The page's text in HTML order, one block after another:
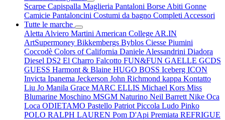
Scarpe Capispalla Maglieria Pantaloni Borse Abiti Gonne
Camicie Pantaloncini Costumi da bagno Completi Accessori
Tutte le marche
Aletta Alviero Martini American College AR.IN
ArtSupermoney Bikkembergs Byblos Ciesse Piumini
Coccodè Colors of California Daniele Alessandrini Diadora
Diesel DS2 El Charro Falcotto FUN&FUN GAELLE GCDS
GUESS Harmont & Blaine HUGO BOSS Iceberg ICON
Invicta Ipanema Jeckerson John Richmond kappa Kontatto
Liu Jo Manila Grace MARC ELLIS Michael Kors Miss
Blumarine Moschino MSGM Naturino Neil Barrett Nike Oca
Loca ODIETAMO Pastello Patriot Piccola Ludo Pinko
POLO RALPH LAUREN Pom D'Api Premiata REFRIGUE